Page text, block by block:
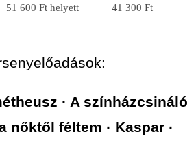
51 600 Ft helyett 41 300 Ft
· A színházcsináló
nőktől féltem · Kaspar ·